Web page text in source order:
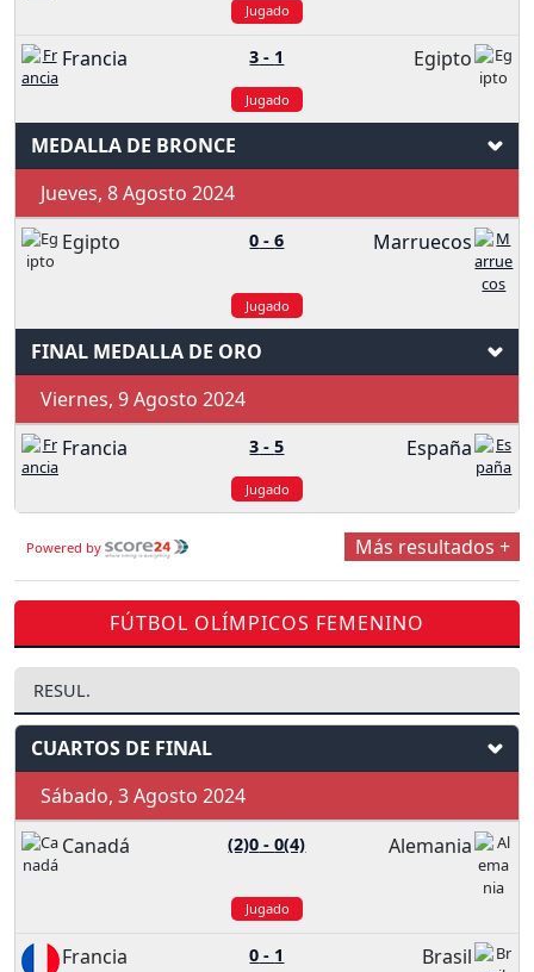
Jugado
Francia 3 - 1 Egipto
Jugado
MEDALLA DE BRONCE
Jueves, 8 Agosto 2024
Egipto
0 -6 Marruecos
Jugado
FINAL MEDALLA DE ORO
Viernes, 9 Agosto 2024
Francia
3 -5 España
Jugado
Powered by Más resultados +
FÚTBOL OLÍMPICOS FEMENINO
RESUL.
CUARTOS DE FINAL
Sábado, 3 Agosto 2024
Canadá
(2)0 -0(4) Alemania
Jugado
Francia 0 - 1 Brasil